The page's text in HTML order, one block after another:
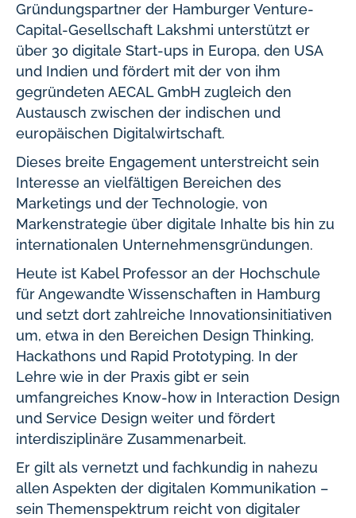
Gründungspartner der Hamburger Venture-
Capital-Gesellschaft Lakshmi unterstützt er
über 30 digitale Start-ups in Europa, den USA
und Indien und fördert mit der von ihm
gegründeten AECAL GmbH zugleich den
Austausch zwischen der indischen und
europäischen Digitalwirtschaft.
Dieses breite Engagement unterstreicht sein
Interesse an vielfältigen Bereichen des
Marketings und der Technologie, von
Markenstrategie über digitale Inhalte bis hin zu
internationalen Unternehmensgründungen.
Heute ist Kabel Professor an der Hochschule
für Angewandte Wissenschaften in Hamburg
und setzt dort zahlreiche Innovationsinitiativen
um, etwa in den Bereichen Design Thinking,
Hackathons und Rapid Prototyping. In der
Lehre wie in der Praxis gibt er sein
umfangreiches Know-how in Interaction Design
und Service Design weiter und fördert
interdisziplinäre Zusammenarbeit.
Er gilt als vernetzt und fachkundig in nahezu
allen Aspekten der digitalen Kommunikation –
sein Themenspektrum reicht von digitaler